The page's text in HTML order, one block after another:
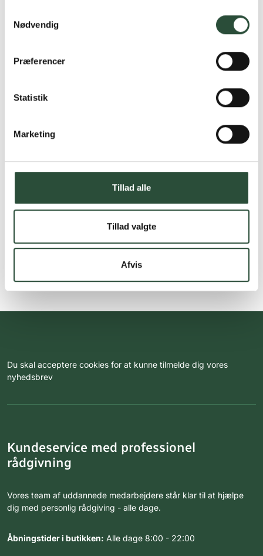
Nødvendig
Præferencer
Statistik
Marketing
Tillad alle
Tillad valgte
Afvis
Du skal acceptere cookies for at kunne tilmelde dig vores
nyhedsbrev
Kundeservice med professionel
rådgivning
Vores team af uddannede medarbejdere står klar til at hjælpe
dig med personlig rådgiving - alle dage.
Åbningstider i butikken: Alle dage 8:00 - 22:00